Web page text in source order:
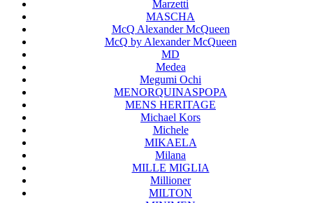
Marzetti
MASCHA
McQ Alexander McQueen
McQ by Alexander McQueen
MD
Medea
Megumi Ochi
MENORQUINASPOPA
MENS HERITAGE
Michael Kors
Michele
MIKAELA
Milana
MILLE MIGLIA
Millioner
MILTON